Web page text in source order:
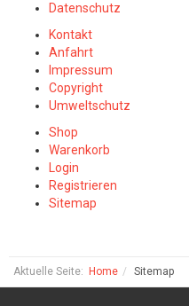
Datenschutz
Kontakt
Anfahrt
Impressum
Copyright
Umweltschutz
Shop
Warenkorb
Login
Registrieren
Sitemap
Aktuelle Seite: Home Sitemap